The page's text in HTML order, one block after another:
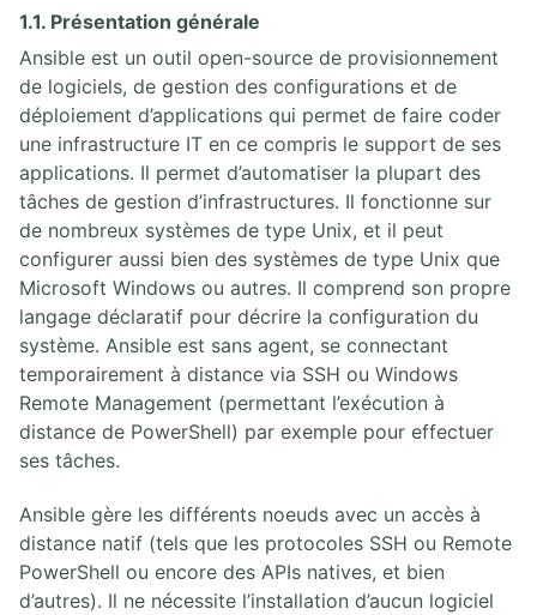
1.1. Présentation générale
Ansible est un outil open-source de provisionnement
de logiciels, de gestion des configurations et de
déploiement d’applications qui permet de faire coder
une infrastructure IT en ce compris le support de ses
applications. Il permet d’automatiser la plupart des
tâches de gestion d’infrastructures. Il fonctionne sur
de nombreux systèmes de type Unix, et il peut
configurer aussi bien des systèmes de type Unix que
Microsoft Windows ou autres. Il comprend son propre
langage déclaratif pour décrire la configuration du
système. Ansible est sans agent, se connectant
temporairement à distance via SSH ou Windows
Remote Management (permettant l’exécution à
distance de PowerShell) par exemple pour effectuer
ses tâches.
Ansible gère les différents noeuds avec un accès à
distance natif (tels que les protocoles SSH ou Remote
PowerShell ou encore des APIs natives, et bien
d’autres). Il ne nécessite l’installation d’aucun logiciel